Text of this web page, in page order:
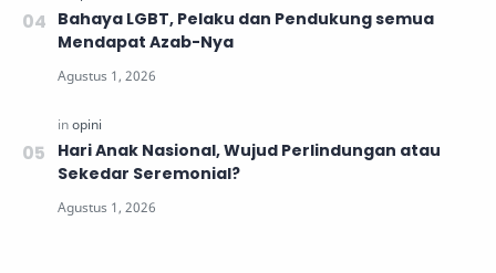
Bahaya LGBT, Pelaku dan Pendukung semua
Mendapat Azab-Nya
Hari Anak Nasional, Wujud Perlindungan atau
Sekedar Seremonial?